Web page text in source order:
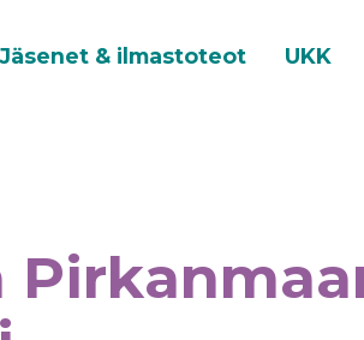
Jäsenet & ilmastoteot UKK